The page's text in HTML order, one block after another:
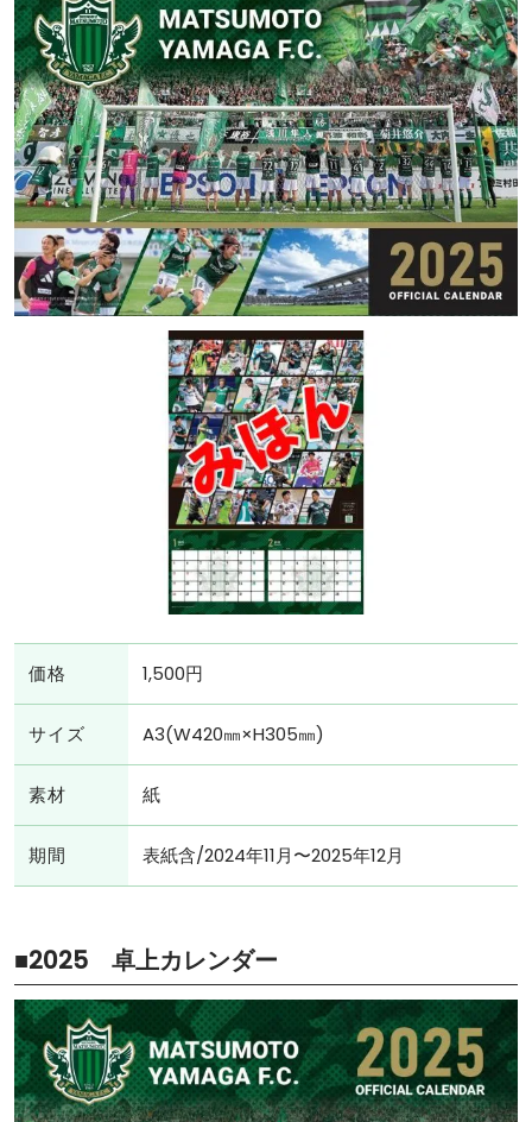
価格 1,500円
サイズ A3(W420㎜×H305㎜)
素材 紙
期間 表紙含/2024年11月〜2025年12月
■2025 卓上カレンダー